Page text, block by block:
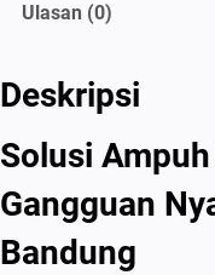
g
i
n
g
N
Ulasan (0)
Deskripsi
Solusi
Gangguan
Bandung